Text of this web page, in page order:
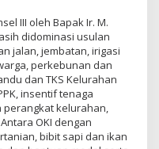
III oleh Bapak Ir. M.
didominasi usulan
jalan, jembatan, irigasi
perkebunan dan
dan TKS Kelurahan
insentif tenaga
perangkat kelurahan,
OKI dengan
bibit sapi dan ikan